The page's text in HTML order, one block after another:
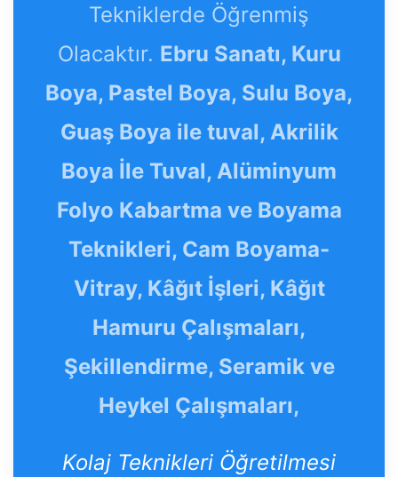
Tekniklerde Öğrenmiş
Olacaktır. Ebru Sanatı, Kuru
Boya, Pastel Boya, Sulu Boya,
Guaş Boya ile tuval, Akrilik
Boya İle Tuval, Alüminyum
Folyo Kabartma ve Boyama
Teknikleri, Cam Boyama-
Vitray, Kâğıt İşleri, Kâğıt
Hamuru Çalışmaları,
Şekillendirme, Seramik ve
Heykel Çalışmaları,
Kolaj Teknikleri Öğretilmesi